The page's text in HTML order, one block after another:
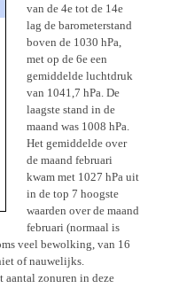
van de 4e tot de 14e
lag de barometerstand
boven de 1030 hPa,
met op de 6e een
gemiddelde luchtdruk
van 1041,7 hPa. De
laagste stand in de
maand was 1008 hPa.
Het gemiddelde over
de maand februari
kwam met 1027 hPa uit
in de top 7 hoogste
waarden over de maand
februari (normaal is
veel bewolking, van 16
of nauwelijks.
aantal zonuren in deze